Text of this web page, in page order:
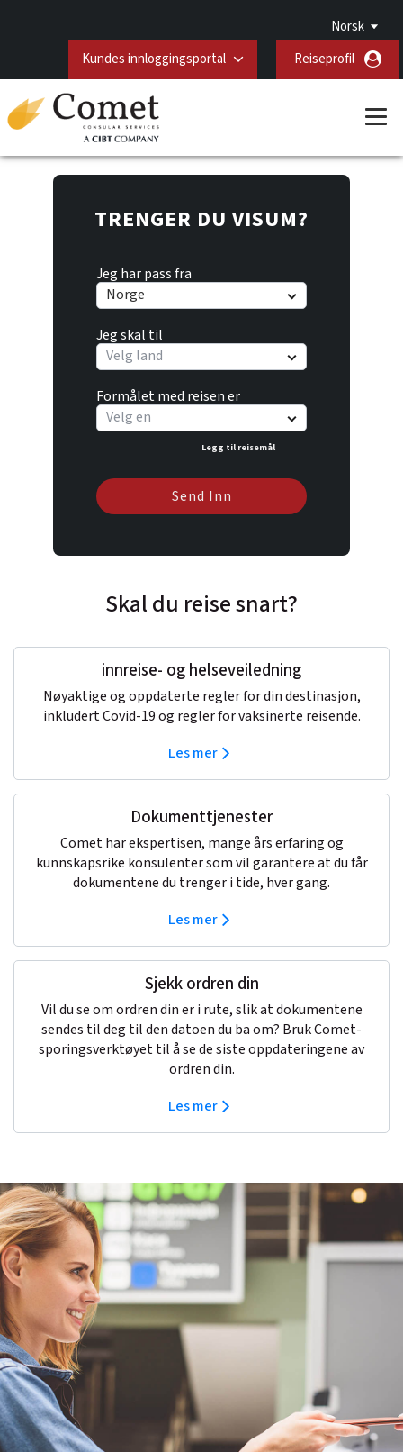
Norsk
Kundes innloggingsportal
Reiseprofil
TRENGER DU VISUM?
Jeg har pass fra
Norge
Jeg skal til
Velg land
Formålet med reisen er
Velg en
Legg til reisemål
Send Inn
Skal du reise snart?
innreise- og helseveiledning
Nøyaktige og oppdaterte regler for din destinasjon,
inkludert Covid-19 og regler for vaksinerte reisende.
Les mer
Dokumenttjenester
Comet har ekspertisen, mange års erfaring og
kunnskapsrike konsulenter som vil garantere at du får
dokumentene du trenger i tide, hver gang.
Les mer
Sjekk ordren din
Vil du se om ordren din er i rute, slik at dokumentene
sendes til deg til den datoen du ba om? Bruk Comet-
sporingsverktøyet til å se de siste oppdateringene av
ordren din.
Les mer